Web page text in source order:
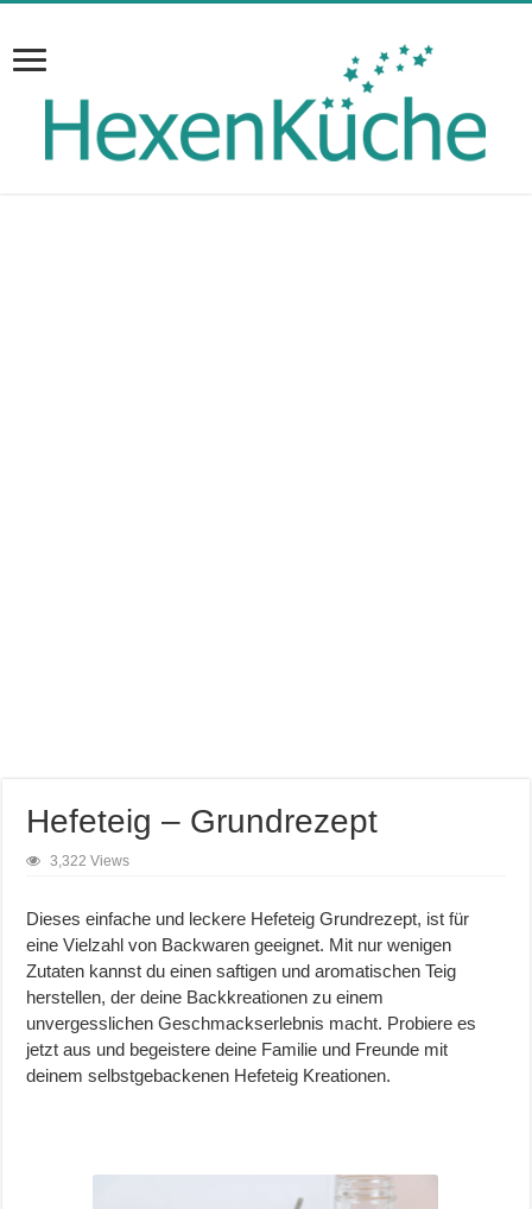
Hefeteig – Grundrezept
3,322 Views
Dieses einfache und leckere Hefeteig Grundrezept, ist für
eine Vielzahl von Backwaren geeignet. Mit nur wenigen
Zutaten kannst du einen saftigen und aromatischen Teig
herstellen, der deine Backkreationen zu einem
unvergesslichen Geschmackserlebnis macht. Probiere es
jetzt aus und begeistere deine Familie und Freunde mit
deinem selbstgebackenen Hefeteig Kreationen.